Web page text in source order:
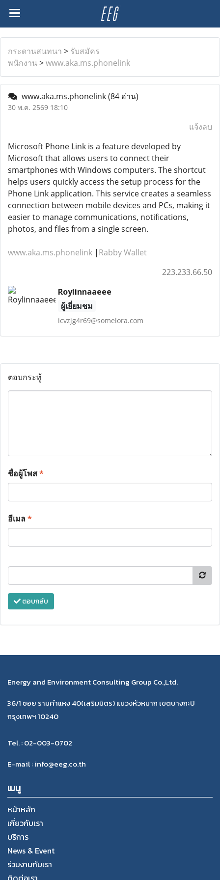
กระดานสนทนา > รับสมัคร
พนักงาน>www.aka.ms.phonelink
www.aka.ms.phonelink(84 อ่าน)
30 พ.ค. 2569 18:10
แจ้งลบ
Microsoft Phone Link is a feature developed by
Microsoft that allows users to connect their
smartphones with Windows computers. The shortcut
helps users quickly access the setup process for the
Phone Link application. This service creates a seamless
connection between mobile devices and PCs, making it
easier to manage communications, notifications,
photos, and files from a single screen.
www.aka.ms.phonelink | Rabby Wallet
223.233.66.50
Roylinnaaeee
ผู้เยี่ยมชม
icvzjg4r69@somelora.com
ตอบกระทู้
ชื่อผู้โพส*
อีเมล*
ตอบกลับ
Energy and Environment Consulting Group Co.,Ltd.
36/1 ซอย รามคำแหง 40(เสริมมิตร) แขวงหัวหมาก เขตบางกะปิ
กรุงเทพฯ 10240
Tel. : 02-003-0702
E-mail : info@eeg.co.th
เมนู
หน้าหลัก
เกี่ยวกับเรา
บริการ
News & Event
ร่วมงานกับเรา